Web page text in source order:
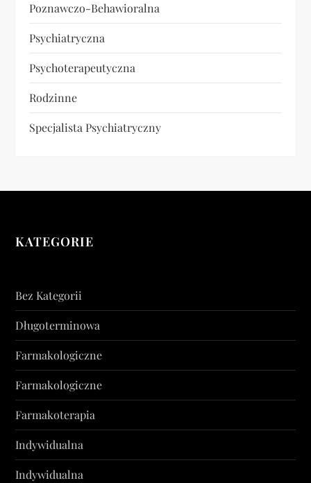
Poznawczo-Behawioralna
Psychiatryczna
Psychoterapeutyczna
Rodzinne
Specjalista Psychiatryczny
KATEGORIE
Bez Kategorii
Długoterminowa
Farmakologiczne
Farmakologiczne
Farmakoterapia
Indywidualna
Indywidualna